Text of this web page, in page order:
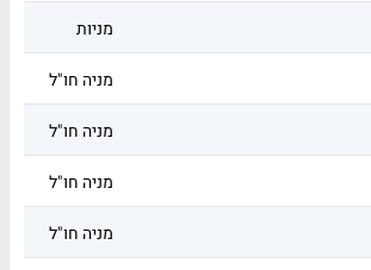
מניות
מניה חו"ל
מניה חו"ל
מניה חו"ל
מניה חו"ל